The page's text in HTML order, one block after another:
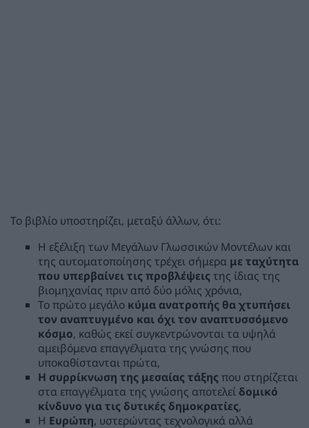
Το βιβλίο υποστηρίζει, μεταξύ άλλων, ότι:
Η εξέλιξη των Μεγάλων Γλωσσικών Μοντέλων και
της αυτοματοποίησης τρέχει σήμερα με ταχύτητα
που υπερβαίνει τις προβλέψεις της ίδιας της
βιομηχανίας πριν από δύο μόλις χρόνια,
Το πρώτο μεγάλο κύμα ανατροπής θα χτυπήσει
τον αναπτυγμένο και όχι τον αναπτυσσόμενο
κόσμο, καθώς εκεί συγκεντρώνονται τα υψηλά
αμειβόμενα επαγγέλματα της γνώσης που
υποκαθίστανται πρώτα,
Η συρρίκνωση της μεσαίας τάξης που στηρίζεται
στα επαγγέλματα της γνώσης αποτελείδομικό
κίνδυνο για τις δυτικές δημοκρατίες,
Η Ευρώπη, υστερώντας τεχνολογικά αλλά